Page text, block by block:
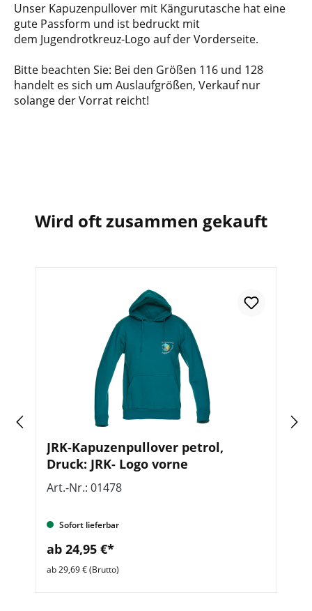
Unser Kapuzenpullover mit Kängurutasche hat eine
gute Passform und ist bedruckt mit
dem Jugendrotkreuz-Logo auf der Vorderseite.
Bitte beachten Sie: Bei den Größen 116 und 128
handelt es sich um Auslaufgrößen, Verkauf nur
solange der Vorrat reicht!
Wird oft zusammen gekauft
JRK-Kapuzenpullover petrol,
Druck: JRK- Logo vorne
Art.-Nr.: 01478
Sofort lieferbar
ab 24,95 €*
ab 29,69 € (Brutto)